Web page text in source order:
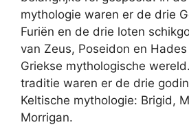
mythologie waren er de drie
Furiën en de drie loten
van Zeus, Poseidon en
Griekse mythologische
traditie waren er de drie
Keltische mythologie: Brigid,
Morrigan.